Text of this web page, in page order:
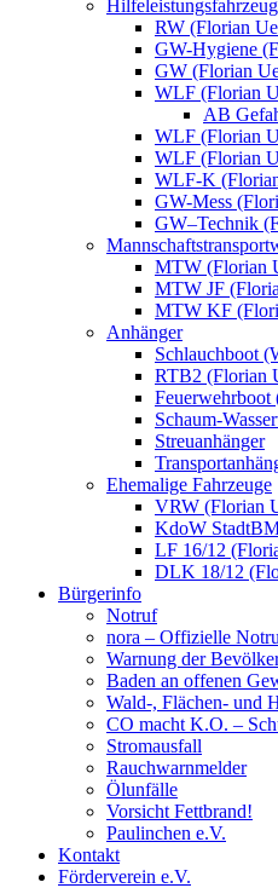
RW (Florian
GW-Hygiene
GW (Florian
WLF (Florian
AB
WLF (Florian
WLF (Florian
WLF-K
GW-Mess
GW–Technik
MTW (Florian
MTW JF
MTW KF
Anhänger
Schlauchboot
RTB2 (Florian
Feuerwehrboot
Schaum-
Streuanhänger
Ehemalige Fahrzeuge
VRW (Florian
KdoW
LF 16/12
DLK 18/12
Bürgerinfo
Notruf
nora – Offizielle
Warnung der
Baden an offenen
Wald-, Flächen- und
CO macht K.O. –
Stromausfall
Rauchwarnmelder
Ölunfälle
Vorsicht Fettbrand!
Paulinchen e.V.
Kontakt
Förderverein e.V.